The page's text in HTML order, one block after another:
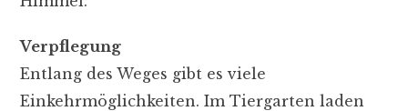
Verpflegung
Entlang des Weges gibt es viele
Einkehrmöglichkeiten. Im Tiergarten laden